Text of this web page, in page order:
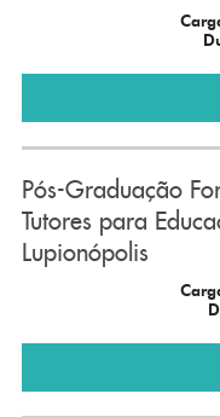
Pós-Graduação
Tutores para
Lupionópolis